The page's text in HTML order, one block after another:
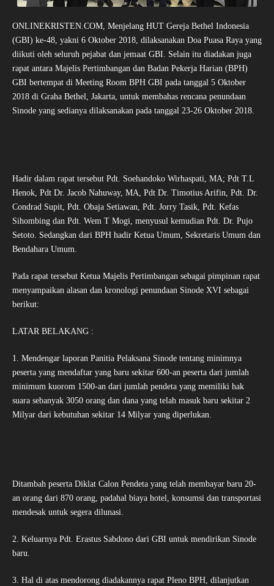
ONLINEKRISTEN.COM, Menjelang HUT Gereja Bethel Indonesia
(GBI) ke-48, yakni 6 Oktober 2018, dilaksanakan Doa Puasa Raya yang
diikuti oleh seluruh pejabat dan jemaat GBI. Selain itu diadakan juga
rapat antara Majelis Pertimbangan dan Badan Pekerja Harian (BPH)
GBI bertempat di Meeting Room BPH GBI pada tanggal 5 Oktober
2018 di Graha Bethel, Jakarta, untuk membahas rencana penundaan
Sinode yang sedianya dilaksanakan pada tanggal 23-26 Oktober 2018.
Hadir dalam rapat tersebut Pdt. Soehandoko Wirhaspati, MA; Pdt T.L
Henok, Pdt Dr. Jacob Nahuway, MA, Pdt Dr. Timotius Arifin, Pdt. Dr.
Condrad Supit, Pdt. Obaja Setiawan, Pdt. Jorry Tasik, Pdt. Kefas
Sihombing dan Pdt. Wem T Mogi, menyusul kemudian Pdt. Dr. Pujo
Setoto. Sedangkan dari BPH hadir Ketua Umum, Sekretaris Umum dan
Bendahara Umum.
Pada rapat tersebut Ketua Majelis Pertimbangan sebagai pimpinan rapat
menyampaikan alasan dan kronologi penundaan Sinode XVI sebagai
berikut:
LATAR BELAKANG :
1. Mendengar laporan Panitia Pelaksana Sinode tentang minimnya
peserta yang mendaftar yang baru sekitar 600-an peserta dari jumlah
minimum kuorom 1500-an dari jumlah pendeta yang memiliki hak
suara sebanyak 3050 orang dan dana yang telah masuk baru sekitar 2
Milyar dari kebutuhan sekitar 14 Milyar yang diperlukan.
Ditambah peserta Diklat Calon Pendeta yang telah membayar baru 20-
an orang dari 870 orang, padahal biaya hotel, konsumsi dan transportasi
mendesak untuk segera dilunasi.
2. Keluarnya Pdt. Erastus Sabdono dari GBI untuk mendirikan Sinode
baru.
3. Hal di atas mendorong diadakannya rapat Pleno BPH, dilanjutkan